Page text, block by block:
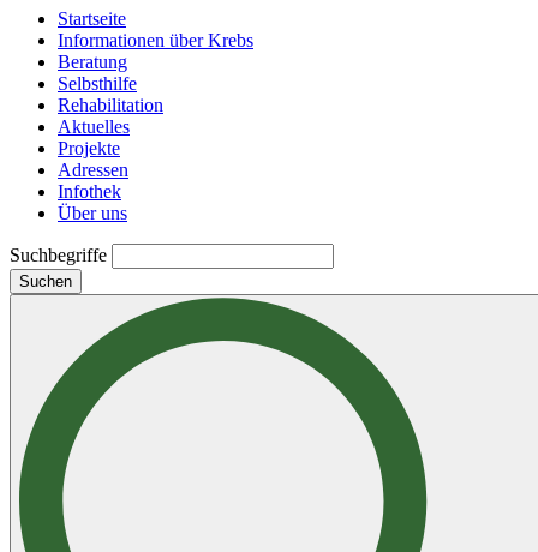
Startseite
Informationen über Krebs
Beratung
Selbsthilfe
Rehabilitation
Aktuelles
Projekte
Adressen
Infothek
Über uns
Suchbegriffe
Suchen